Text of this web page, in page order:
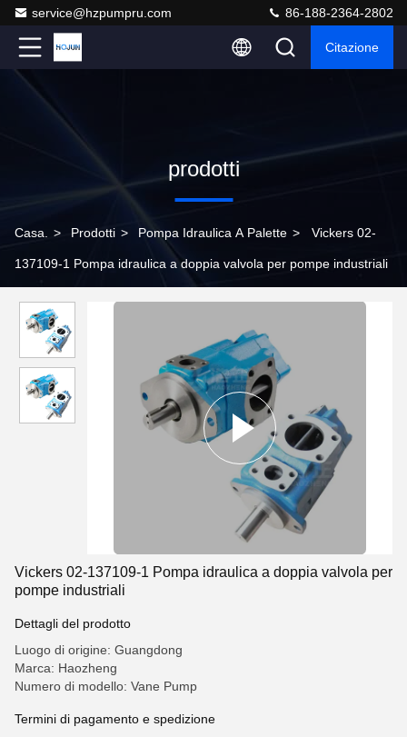
service@hzpumpru.com 86-188-2364-2802
Citazione
prodotti
Casa. > Prodotti > Pompa Idraulica A Palette > Vickers 02-
137109-1 Pompa idraulica a doppia valvola per pompe industriali
Vickers 02-137109-1 Pompa idraulica a doppia valvola per
pompe industriali
Dettagli del prodotto
Luogo di origine: Guangdong
Marca: Haozheng
Numero di modello: Vane Pump
Termini di pagamento e spedizione